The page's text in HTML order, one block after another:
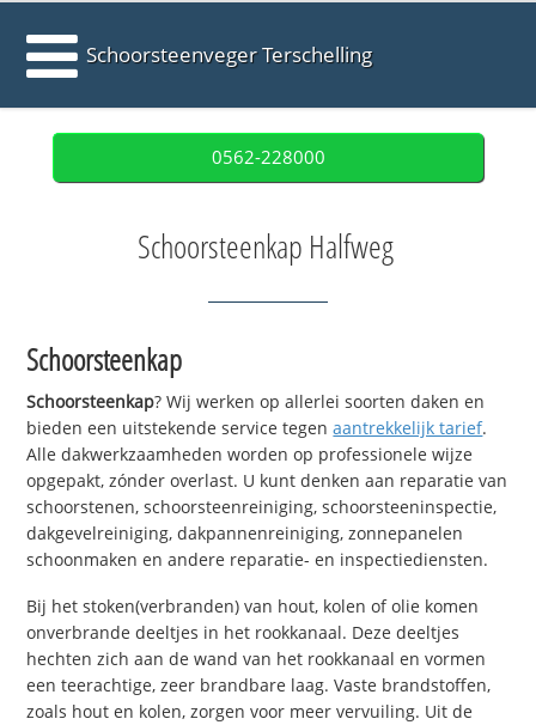
Schoorsteenveger Terschelling
0562-228000
Schoorsteenkap Halfweg
Schoorsteenkap
Schoorsteenkap? Wij werken op allerlei soorten daken en
bieden een uitstekende service tegenaantrekkelijk tarief.
Alle dakwerkzaamheden worden op professionele wijze
opgepakt, zónder overlast. U kunt denken aan reparatie van
schoorstenen, schoorsteenreiniging, schoorsteeninspectie,
dakgevelreiniging, dakpannenreiniging, zonnepanelen
schoonmaken en andere reparatie- en inspectiediensten.
Bij het stoken(verbranden) van hout, kolen of olie komen
onverbrande deeltjes in het rookkanaal. Deze deeltjes
hechten zich aan de wand van het rookkanaal en vormen
een teerachtige, zeer brandbare laag. Vaste brandstoffen,
zoals hout en kolen, zorgen voor meer vervuiling. Uit de